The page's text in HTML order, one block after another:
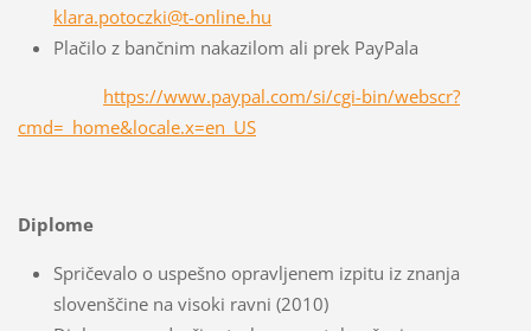
klara.potoczki@t-online.hu
Plačilo z bančnim nakazilom ali prek PayPala
https://www.paypal.com/si/cgi-bin/webscr?
cmd=_home&locale.x=en_US
Diplome
Spričevalo o uspešno opravljenem izpitu iz znanja
slovenščine na visoki ravni (2010)